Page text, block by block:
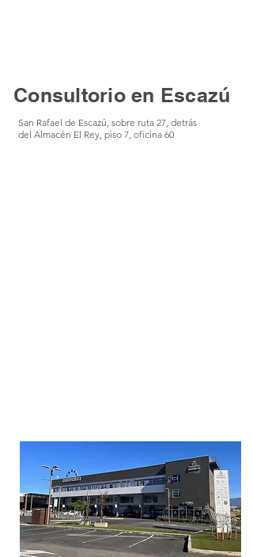
Consultorio en Escazú
San Rafael de Escazú, sobre ruta 27, detrás
del Almacén El Rey, piso 7, oficina 60